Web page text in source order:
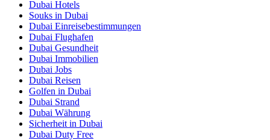
Dubai Hotels
Souks in Dubai
Dubai Einreisebestimmungen
Dubai Flughafen
Dubai Gesundheit
Dubai Immobilien
Dubai Jobs
Dubai Reisen
Golfen in Dubai
Dubai Strand
Dubai Währung
Sicherheit in Dubai
Dubai Duty Free